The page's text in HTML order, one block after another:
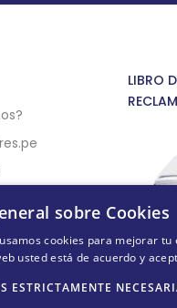
LIBRO
sobre Cookies
cookies para mejorar
usted está de acuerdo y
ESTRICTAMENTE